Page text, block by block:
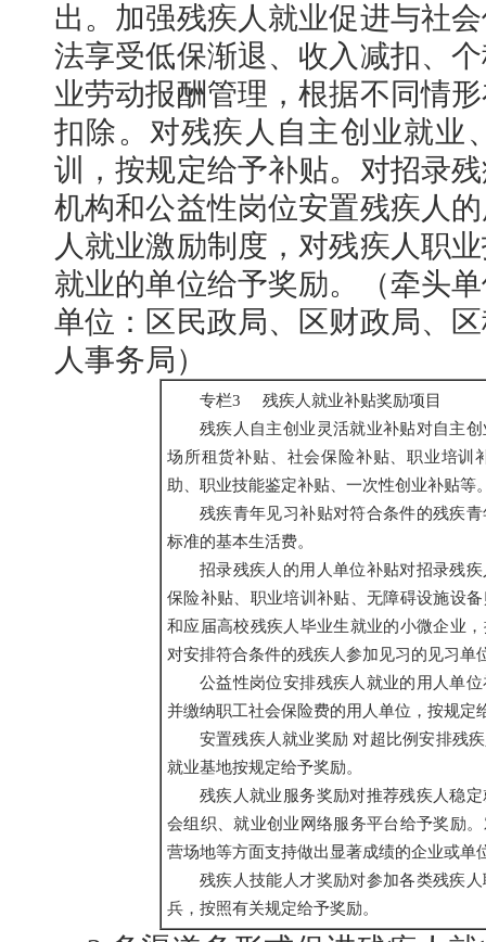
出。加强残疾人就业促进与社
法享受低保渐退、收入减扣、
业劳动报酬管理，根据不同情
扣除。对残疾人自主创业就业
训，按规定给予补贴。对招录
机构和公益性岗位安置残疾人
人就业激励制度，对残疾人职
就业的单位给予奖励。（牵头
单位：区民政局、区财政局、
人事务局）
专栏3 残疾人就业补贴奖励项目
残疾人自主创业灵活就业补贴对自主
场所租货补贴、社会保险补贴、职业培训
助、职业技能鉴定补贴、一次性创业补贴等
残疾青年见习补贴对符合条件的残疾
标准的基本生活费。
招录残疾人的用人单位补贴对招录残
保险补贴、职业培训补贴、无障碍设施设
和应届高校残疾人毕业生就业的小微企业
对安排符合条件的残疾人参加见习的见习单
公益性岗位安排残疾人就业的用人单
并缴纳职工社会保险费的用人单位，按规定
安置残疾人就业奖励 对超比例安排残
就业基地按规定给予奖励。
残疾人就业服务奖励对推荐残疾人稳
会组织、就业创业网络服务平台给予奖励
营场地等方面支持做出显著成绩的企业或单
残疾人技能人才奖励对参加各类残疾
兵，按照有关规定给予奖励。